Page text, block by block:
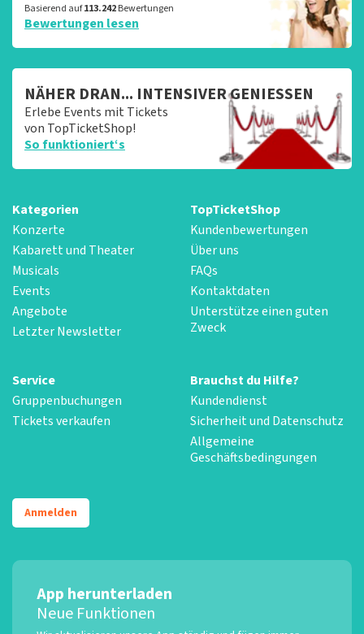
Basierend auf113.242Bewertungen
Bewertungen lesen
NÄHER DRAN... INTENSIVER GENIESSEN
Erlebe Events mit Tickets
von TopTicketShop!
So funktioniert‘s
Kategorien
Konzerte
Kabarett und Theater
Musicals
Events
Angebote
Letzter Newsletter
TopTicketShop
Kundenbewertungen
Über uns
FAQs
Kontaktdaten
Unterstütze einen guten
Zweck
Service
Gruppenbuchungen
Tickets verkaufen
Brauchst du Hilfe?
Kundendienst
Sicherheit und Datenschutz
Allgemeine
Geschäftsbedingungen
Anmelden
App herunterladen
Neue Funktionen